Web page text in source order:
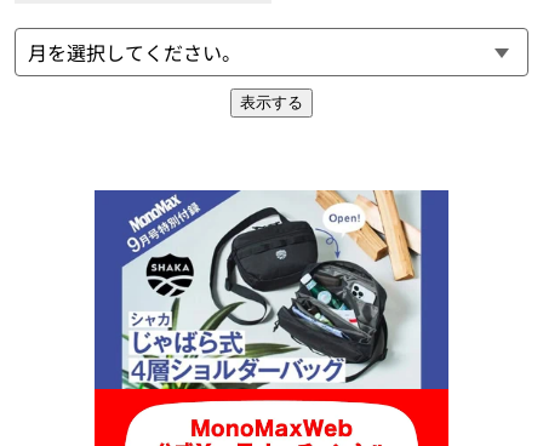
表示する